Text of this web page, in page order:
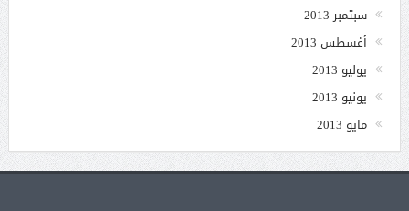
سبتمبر 2013
أغسطس 2013
يوليو 2013
يونيو 2013
مايو 2013